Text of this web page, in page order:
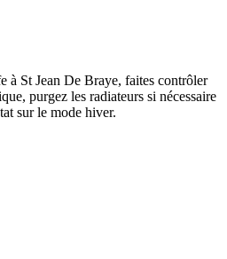
à St Jean De Braye, faites contrôler
purgez les radiateurs si nécessaire
sur le mode hiver.